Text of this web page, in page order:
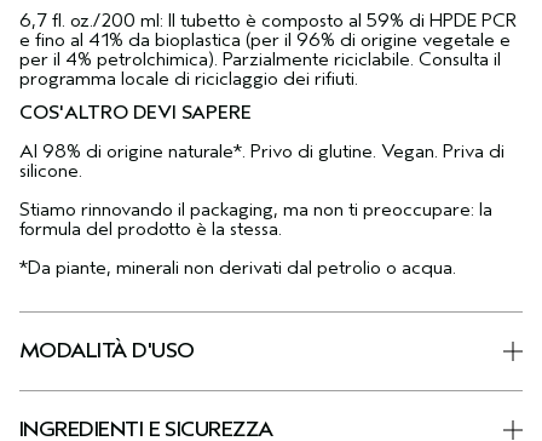
6,7 fl. oz./200 ml: Il tubetto è composto al 59% di HPDE PCR
e fino al 41% da bioplastica (per il 96% di origine vegetale e
per il 4% petrolchimica). Parzialmente riciclabile. Consulta il
programma locale di riciclaggio dei rifiuti.
COS'ALTRO DEVI SAPERE
Al 98% di origine naturale*. Privo di glutine. Vegan. Priva di
silicone.
Stiamo rinnovando il packaging, ma non ti preoccupare: la
formula del prodotto è la stessa.
*Da piante, minerali non derivati dal petrolio o acqua.
MODALITÀ D'USO
INGREDIENTI E SICUREZZA